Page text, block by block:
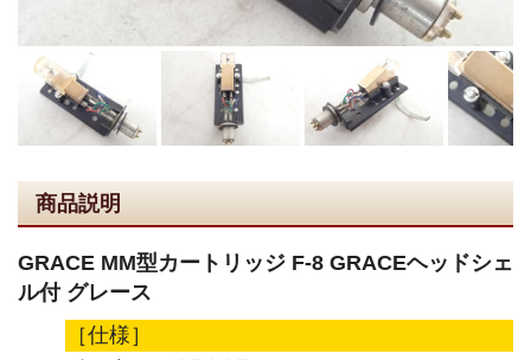
商品説明
GRACE MM型カートリッジ F-8 GRACEヘッドシェ
ル付 グレース
［仕様］